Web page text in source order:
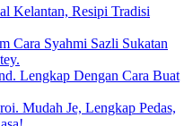
Kelantan, Resipi Tradisi
Cara Syahmi Sazli Sukatan
Lengkap Dengan Cara Buat
Mudah Je, Lengkap Pedas,